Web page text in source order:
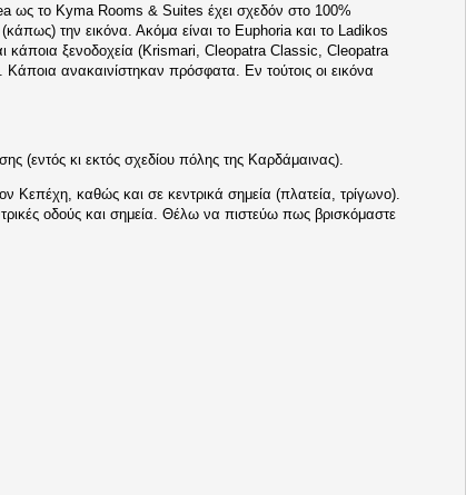
ως το Kyma Rooms & Suites έχει σχεδόν στο 100%
την εικόνα. Ακόμα είναι το Euphoria και το Ladikos
κάποια ξενοδοχεία (Krismari, Cleopatra Classic, Cleopatra
ανακαινίστηκαν πρόσφατα. Εν τούτοις οι εικόνα
(εντός κι εκτός σχεδίου πόλης της Καρδάμαινας).
Κεπέχη, καθώς και σε κεντρικά σημεία (πλατεία, τρίγωνο).
οδούς και σημεία. Θέλω να πιστεύω πως βρισκόμαστε